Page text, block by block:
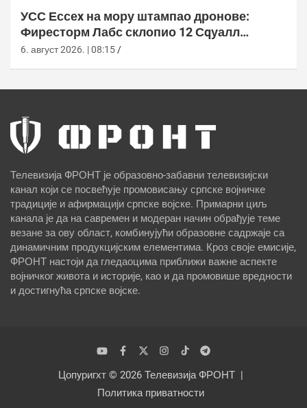
УСС Ессеx на мору штампао дронове:
Фиресторм Лабс склопио 12 Сqуалл
летелица без допуне са копна
6. август 2026. | 08:15
Телевизија ФРОНТ је образовно-забавни телевизијски
канал који се посвећује промовисању српске војничке
традиције и афирмацији српске војске. Примарни циљ
канала је да на савремен и модеран начин обрађује теме
везане за ову област, комбинујући образовне садржаје са
динамичним продукцијским елементима. Кроз своје емисије,
ФРОНТ настоји да гледаоцима приближи важне аспекте
војничког живота и историје, као и да промовише вредности
и достигнућа српске војске.
Цопyригхт © 2026 Телевизија ФРОНТ
Политика приватности